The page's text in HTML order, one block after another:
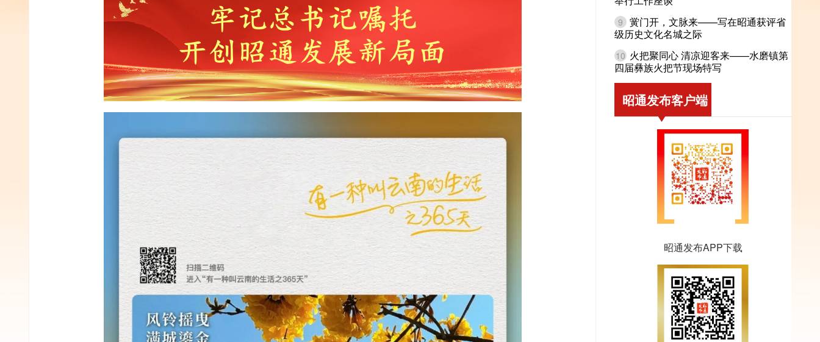
9 黉门开，文脉来——写在昭通获评省
级历史文化名城之际
10 火把聚同心 清凉迎客来——水磨镇第
四届彝族火把节现场特写
昭通发布客户端
昭通发布APP下载